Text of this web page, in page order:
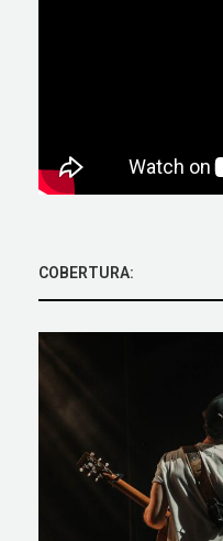
COBERTURA: